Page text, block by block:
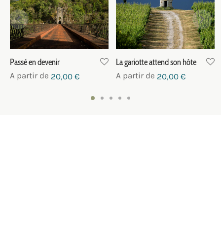
Passé en devenir
A partir de 20,00 €
La gariotte attend son hôte
A partir de 20,00 €